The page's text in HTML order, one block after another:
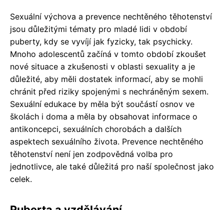
Sexuální výchova a prevence nechtěného těhotenství
jsou důležitými tématy pro mladé lidi v období
puberty, kdy se vyvíjí jak fyzicky, tak psychicky.
Mnoho adolescentů začíná v tomto období zkoušet
nové situace a zkušenosti v oblasti sexuality a je
důležité, aby měli dostatek informací, aby se mohli
chránit před riziky spojenými s nechráněným sexem.
Sexuální edukace by měla být součástí osnov ve
školách i doma a měla by obsahovat informace o
antikoncepci, sexuálních chorobách a dalších
aspektech sexuálního života. Prevence nechtěného
těhotenství není jen zodpovědná volba pro
jednotlivce, ale také důležitá pro naší společnost jako
celek.